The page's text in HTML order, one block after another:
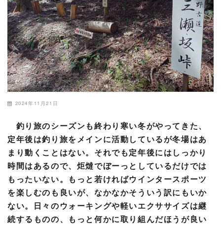
2024年11月21日
釣り旅のシーズンも終わり寒い冬がやってきた、
定年後は釣り旅をメインに活動しているが冬場はあ
まり動くことはない。それでも定年後にはしっかり
時間はあるので、炬燵でぼーっとしているだけでは
もったいない。もっと若ければウインタースポーツ
を楽しむのも良いが、なかなかそういう訳にもいか
ない。日々のウォーキングや軽いエクササイズは継
続するものの、もっと何かに取り組んだほうが良い